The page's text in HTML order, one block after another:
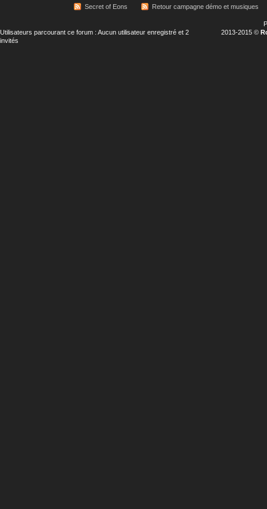
Secret of Eons Retour campagne démo et musiques
Utilisateurs parcourant ce forum : Aucun utilisateur enregistré et 2
invités
2013-2015 ©